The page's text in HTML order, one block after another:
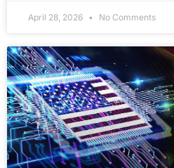
April 28, 2026 No Comments